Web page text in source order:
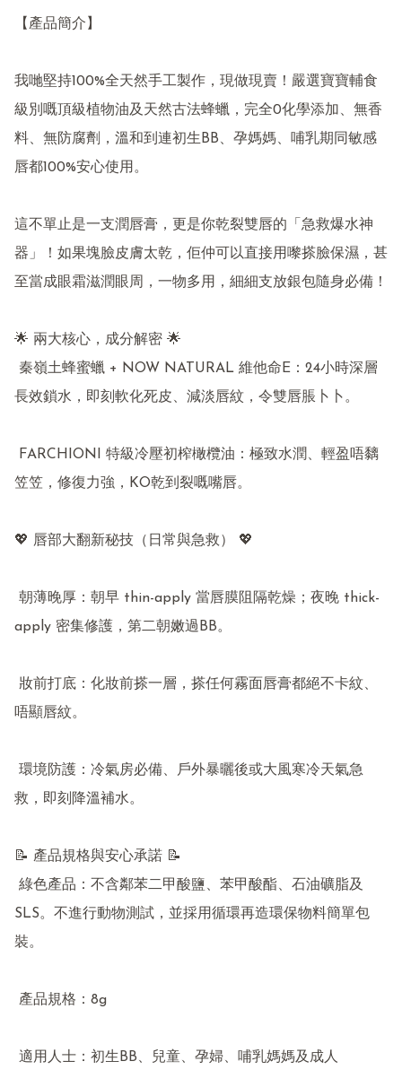
【產品簡介】
我哋堅持100%全天然手工製作，現做現賣！嚴選寶寶輔食
級別嘅頂級植物油及天然古法蜂蠟，完全0化學添加、無香
料、無防腐劑，溫和到連初生BB、孕媽媽、哺乳期同敏感
唇都100%安心使用。
這不單止是一支潤唇膏，更是你乾裂雙唇的「急救爆水神
器」！如果塊臉皮膚太乾，佢仲可以直接用嚟搽臉保濕，甚
至當成眼霜滋潤眼周，一物多用，細細支放銀包隨身必備！
🌟 兩大核心，成分解密 🌟
長效鎖水，即刻軟化死皮、減淡唇紋，令雙唇脹卜卜。
笠笠，修復力強，KO乾到裂嘅嘴唇。
💖 唇部大翻新秘技（日常與急救） 💖
apply 密集修護，第二朝嫩過BB。
唔顯唇紋。
救，即刻降溫補水。
📝 產品規格與安心承諾 📝
SLS。不進行動物測試，並採用循環再造環保物料簡單包
裝。